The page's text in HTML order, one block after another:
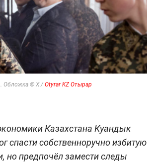
Обложка © X / Otyrar KZ Отырар
Казахстана Куандык
спасти собственноручно избитую
но предпочёл замести следы